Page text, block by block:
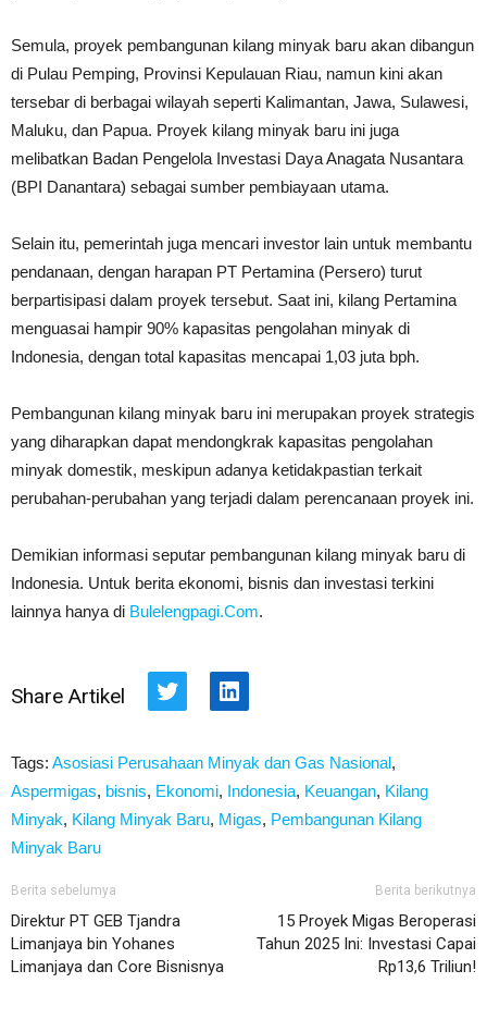
Semula, proyek pembangunan kilang minyak baru akan dibangun
di Pulau Pemping, Provinsi Kepulauan Riau, namun kini akan
tersebar di berbagai wilayah seperti Kalimantan, Jawa, Sulawesi,
Maluku, dan Papua. Proyek kilang minyak baru ini juga
melibatkan Badan Pengelola Investasi Daya Anagata Nusantara
(BPI Danantara) sebagai sumber pembiayaan utama.
Selain itu, pemerintah juga mencari investor lain untuk membantu
pendanaan, dengan harapan PT Pertamina (Persero) turut
berpartisipasi dalam proyek tersebut. Saat ini, kilang Pertamina
menguasai hampir 90% kapasitas pengolahan minyak di
Indonesia, dengan total kapasitas mencapai 1,03 juta bph.
Pembangunan kilang minyak baru ini merupakan proyek strategis
yang diharapkan dapat mendongkrak kapasitas pengolahan
minyak domestik, meskipun adanya ketidakpastian terkait
perubahan-perubahan yang terjadi dalam perencanaan proyek ini.
Demikian informasi seputar pembangunan kilang minyak baru di
Indonesia. Untuk berita ekonomi, bisnis dan investasi terkini
lainnya hanya di Bulelengpagi.Com.
Share Artikel Twitter LinkedIn
Tags: Asosiasi Perusahaan Minyak dan Gas Nasional,
Aspermigas, bisnis, Ekonomi, Indonesia, Keuangan, Kilang
Minyak, Kilang Minyak Baru, Migas, Pembangunan Kilang
Minyak Baru
Berita sebelumya
Direktur PT GEB Tjandra
Limanjaya bin Yohanes
Limanjaya dan Core Bisnisnya
Berita berikutnya
15 Proyek Migas Beroperasi
Tahun 2025 Ini: Investasi Capai
Rp13,6 Triliun!